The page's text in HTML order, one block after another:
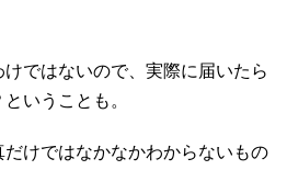
ではないので、実際に届いたら
いうことも。
けではなかなかわからないもの